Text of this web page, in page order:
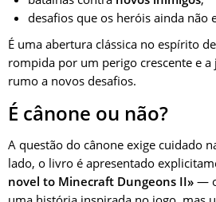
desafios que os heróis ainda não
É uma abertura clássica no espírito
rompida por um perigo crescente e
rumo a novos desafios.
É cânone ou não?
A questão do cânone exige cuidado
lado, o livro é apresentado
novel to Minecraft Dungeons II» —